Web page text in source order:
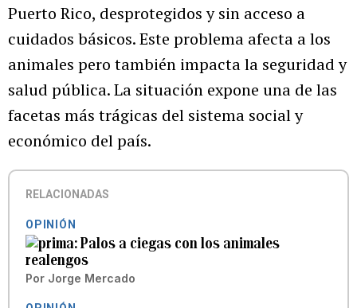
Puerto Rico, desprotegidos y sin acceso a
cuidados básicos. Este problema afecta a los
animales pero también impacta la seguridad y
salud pública. La situación expone una de las
facetas más trágicas del sistema social y
económico del país.
RELACIONADAS
OPINIÓN
Palos a ciegas con los animales
realengos
Por Jorge Mercado